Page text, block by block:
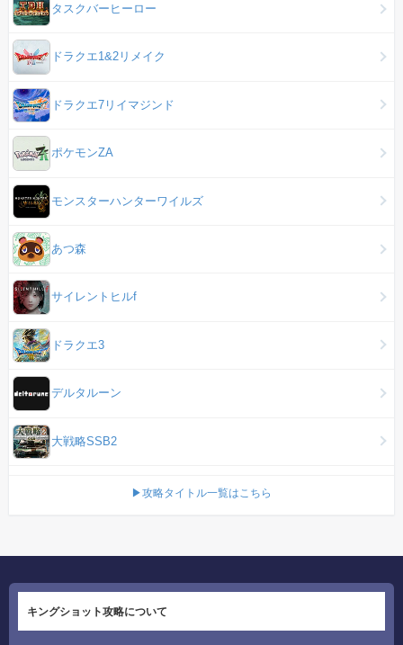
タスクバーヒーロー
ドラクエ1&2リメイク
ドラクエ7リイマジンド
ポケモンZA
モンスターハンターワイルズ
あつ森
サイレントヒルf
ドラクエ3
デルタルーン
大戦略SSB2
▶攻略タイトル一覧はこちら
キングショット攻略について